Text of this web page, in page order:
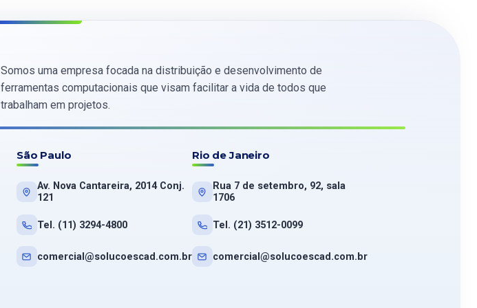
Somos uma empresa focada na distribuição e desenvolvimento de
ferramentas computacionais que visam facilitar a vida de todos que
trabalham em projetos.
São Paulo
Av. Nova Cantareira, 2014 Conj.
121
Tel. (11) 3294-4800
comercial@solucoescad.com.br
Rio de Janeiro
Rua 7 de setembro, 92, sala
1706
Tel. (21) 3512-0099
comercial@solucoescad.com.br